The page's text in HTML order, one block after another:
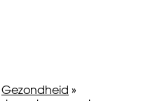
Gezondheid »